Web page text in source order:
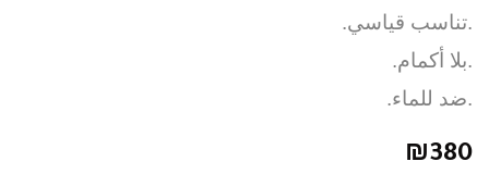
.تناسب قياسي.
.بلا أكمام.
.ضد للماء.
₪380